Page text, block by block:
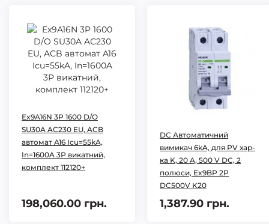
Ex9A16N 3P 1600 D/O
SU30A AC230 EU, ACB
автомат A16 Icu=55kA,
In=1600A 3Р викатний,
комплект 112120+
198,060.00 грн.
DC Автоматичний
вимикач 6kA, для PV хар-
ка K, 20 A, 500 V DC, 2
полюси, Ex9BP 2P
DC500V K20
1,387.90 грн.